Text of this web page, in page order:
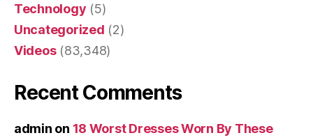
Technology (5)
Uncategorized (2)
Videos(83,348)
Recent Comments
admin on 18 Worst Dresses Worn By These